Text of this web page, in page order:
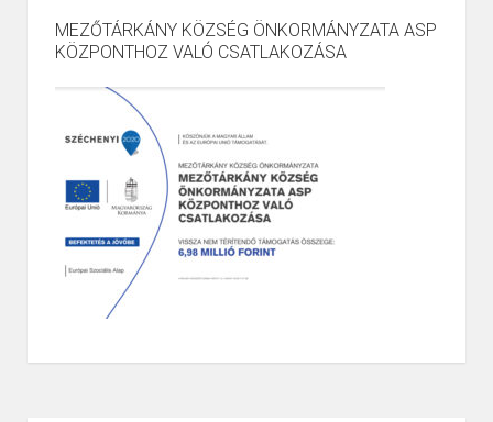
MEZŐTÁRKÁNY KÖZSÉG ÖNKORMÁNYZATA ASP
KÖZPONTHOZ VALÓ CSATLAKOZÁSA